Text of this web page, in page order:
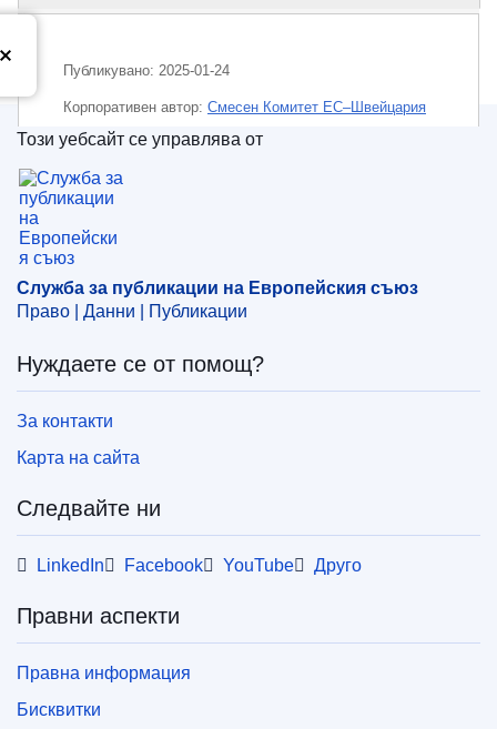
Публикувано: 2025-01-24
Корпоративен aвтор: Смесен Комитет ЕС–Швейцария
споразумение
референтна цена
търговско споразумение (ЕС)
Швейцария
CELEX : 22025D0128
OJ : L_202500128
Служба за публикации на Европейския съюз
Този уебсайт се управлява от
Служба за публикации на Европейския съюз
Право | Данни | Публикации
Нуждаете се от помощ?
За контакти
Карта на сайта
Следвайте ни
LinkedIn Facebook YouTube Друго
Правни аспекти
Правна информация
Бисквитки